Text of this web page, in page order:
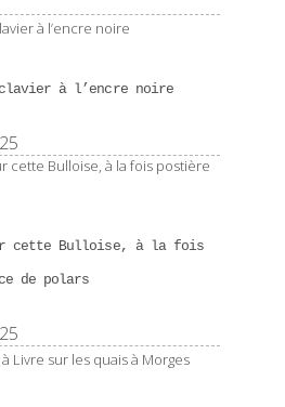
à l’encre noire
cette Bulloise, à la fois
de polars